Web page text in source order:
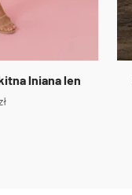
lniana len